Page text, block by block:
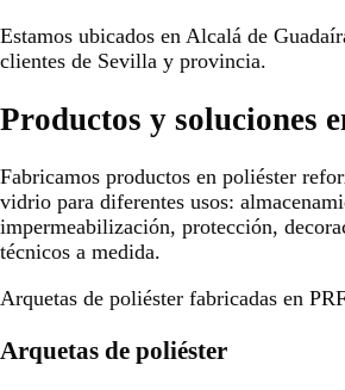
Estamos ubicados en Alcalá de
clientes de Sevilla y provincia.
Productos y soluciones
Fabricamos productos en poliéster
vidrio para diferentes usos:
impermeabilización, protección,
técnicos a medida.
Arquetas de poliéster fabricadas en
Arquetas de poliéster